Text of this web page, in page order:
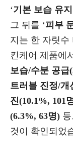
‘기본 보습 유지
그 뒤를 ‘피부
지는 한 자릿수
킨케어 제품에
보습/수분 공급
트러블 진정/개
진(10.1%, 101
(6.3%, 63명)
것이 확인되었